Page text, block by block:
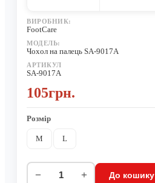
ВИРОБНИК:
FootCare
МОДЕЛЬ:
Чохол на палець SA-9017A
АРТИКУЛ
SA-9017A
105грн.
Розмір
M L
− + До кошику